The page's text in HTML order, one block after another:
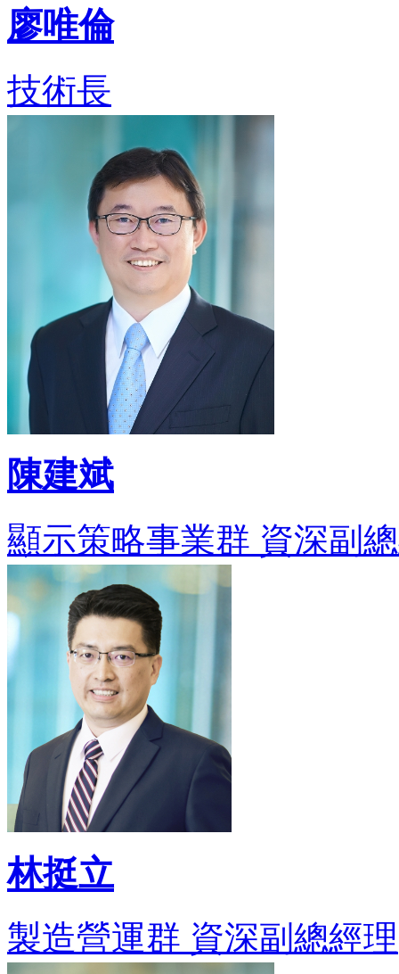
廖唯倫
技術長
陳建斌
顯示策略事業群 資深副
林挺立
製造營運群 資深副總經理